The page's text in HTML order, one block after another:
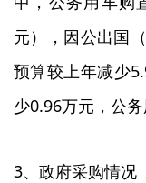
元），因公出国
预算较上年减少
少0.96万元，公务
3、政府采购情况